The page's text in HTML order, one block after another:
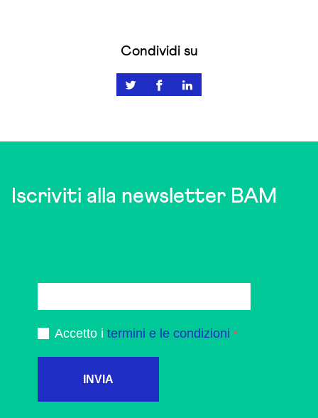
Condividi su
Iscriviti alla newsletter BAM
Accetto i termini e le condizioni
INVIA